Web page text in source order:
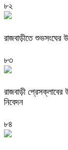
৮২
রাজবাড়ীতে শুভসংঘের
৮৩
রাজবাড়ী প্রেসক্লাবের
নিবেদন
৮৪